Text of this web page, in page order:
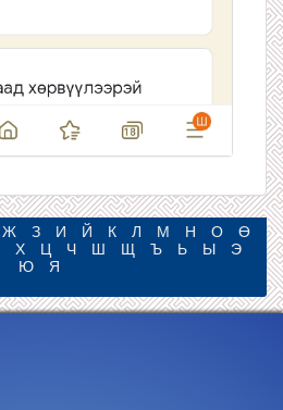
Ж З И Й К Л М Н О
Ө
Х Ц Ч Ш Щ Ъ Ь Ы
Э
Ю
Я